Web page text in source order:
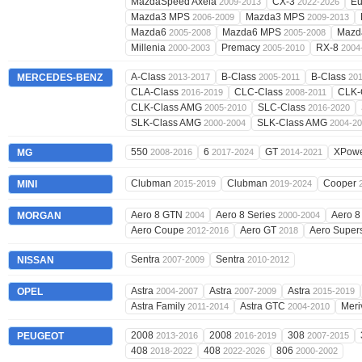
Mazda3 MPS 2006-2009 Mazda3 MPS 2009-2013
Mazda6 2005-2008 Mazda6 MPS 2005-2008
Millenia 2000-2003 Premacy 2005-2010 RX-8
MERCEDES-BENZ A-Class 2013-2017 B-Class 2005-2011 B-Class
CLA-Class 2016-2019 CLC-Class 2008-2011
CLK-Class AMG 2005-2010 SLC-Class 2016-2020
SLK-Class AMG 2000-2004 SLK-Class AMG 2004-
MG 550 2008-2016 6 2017-2024 GT 2014-2021
MINI Clubman 2015-2019 Clubman 2019-2024 Cooper
MORGAN Aero 8 GTN 2004 Aero 8 Series 2000-2004
Aero
Aero Coupe 2012-2016 Aero GT 2018 Aero
NISSAN Sentra 2007-2009 Sentra 2010-2012
OPEL Astra 2004-2007 Astra 2007-2009 Astra 2015-2019
Astra Family 2011-2014 Astra GTC 2004-2010
PEUGEOT 2008 2013-2016 2008 2016-2019 308 2007-2015
408 2018-2022 408 2022-2026 806 2000-2002